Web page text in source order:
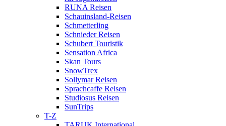
RUNA Reisen
Schauinsland-Reisen
Schmetterling
Schnieder Reisen
Schubert Touristik
Sensation Africa
Skan Tours
SnowTrex
Sollymar Reisen
Sprachcaffe Reisen
Studiosus Reisen
SunTrips
T-Z